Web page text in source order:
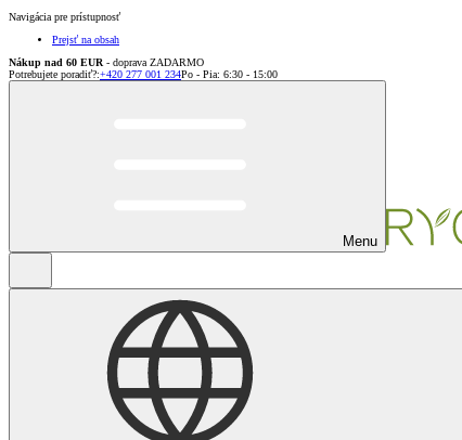
Navigácia pre prístupnosť
Prejsť na obsah
Nákup nad 60 EUR - doprava ZADARMO
Potrebujete poradiť?:+420 277 001 234Po - Pia: 6:30 - 15:00
Menu